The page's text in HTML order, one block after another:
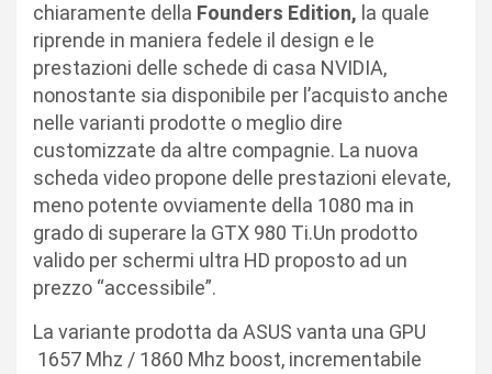
chiaramente della Founders Edition, la quale
riprende in maniera fedele il design e le
prestazioni delle schede di casa NVIDIA,
nonostante sia disponibile per l’acquisto anche
nelle varianti prodotte o meglio dire
customizzate da altre compagnie. La nuova
scheda video propone delle prestazioni elevate,
meno potente ovviamente della 1080 ma in
grado di superare la GTX 980 Ti.Un prodotto
valido per schermi ultra HD proposto ad un
prezzo “accessibile”.
La variante prodotta da ASUS vanta una GPU
1657 Mhz / 1860 Mhz boost, incrementabile